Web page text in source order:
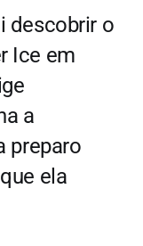
descobrir o
Ice em
a
preparo
ela